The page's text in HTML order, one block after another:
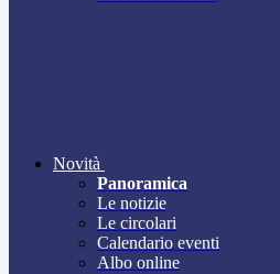
Novità
Panoramica
Le notizie
Le circolari
Calendario eventi
Albo online